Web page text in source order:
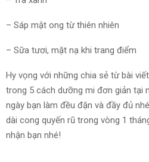
– Sáp mật ong từ thiên nhiên
– Sữa tươi, mặt nạ khi trang điểm
Hy vọng với những chia sẻ từ bài
trong 5 cách dưỡng mi đơn giản tại
ngày bạn làm đều đặn và đầy đủ
dài cong quyến rũ trong vòng 1
nhận bạn nhé!